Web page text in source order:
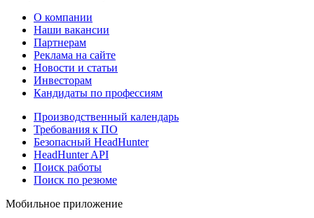
О компании
Наши вакансии
Партнерам
Реклама на сайте
Новости и статьи
Инвесторам
Кандидаты по профессиям
Производственный календарь
Требования к ПО
Безопасный HeadHunter
HeadHunter API
Поиск работы
Поиск по резюме
Мобильное приложение